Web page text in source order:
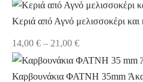
Κεριά από Αγνό μελισσοκέρι και
14,00 € – 21,00 €Price
range:
14,00 €
Καρβουνάκια ΦΑΤΝΗ 35mm